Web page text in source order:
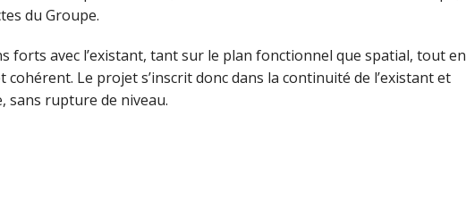
du Groupe.
forts avec l’existant, tant sur le plan fonctionnel que spatial, tout en
Le projet s’inscrit donc dans la continuité de l’existant et
sans rupture de niveau.